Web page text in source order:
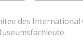
des International